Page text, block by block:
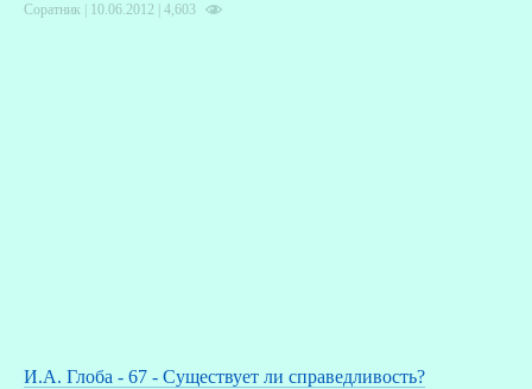
Соратник | 10.06.2012 | 4,603
И.А. Глоба - 67 - Существует ли справедливость?